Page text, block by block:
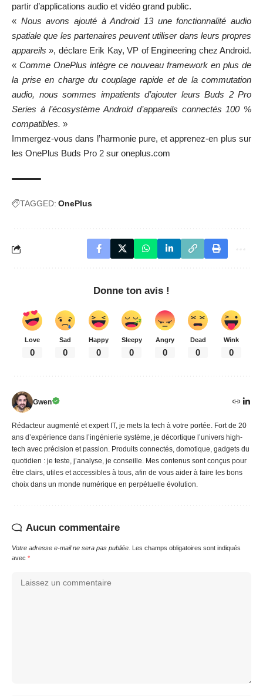
partir d’applications audio et vidéo grand public.
« Nous avons ajouté à Android 13 une fonctionnalité audio
spatiale que les partenaires peuvent utiliser dans leurs propres
appareils », déclare Erik Kay, VP of Engineering chez Android.
« Comme OnePlus intègre ce nouveau framework en plus de
la prise en charge du couplage rapide et de la commutation
audio, nous sommes impatients d’ajouter leurs Buds 2 Pro
Series à l’écosystème Android d’appareils connectés 100 %
compatibles. »
Immergez-vous dans l’harmonie pure, et apprenez-en plus sur
les OnePlus Buds Pro 2 sur oneplus.com
TAGGED: OnePlus
Donne ton avis !
Love
0
Sad
0
Happy
0
Sleepy
0
Angry
0
Dead
0
Wink
0
Gwen
Rédacteur augmenté et expert IT, je mets la tech à votre portée. Fort de 20
ans d’expérience dans l’ingénierie système, je décortique l’univers high-
tech avec précision et passion. Produits connectés, domotique, gadgets du
quotidien : je teste, j’analyse, je conseille. Mes contenus sont conçus pour
être clairs, utiles et accessibles à tous, afin de vous aider à faire les bons
choix dans un monde numérique en perpétuelle évolution.
Aucun commentaire
Votre adresse e-mail ne sera pas publiée. Les champs obligatoires sont indiqués
avec *